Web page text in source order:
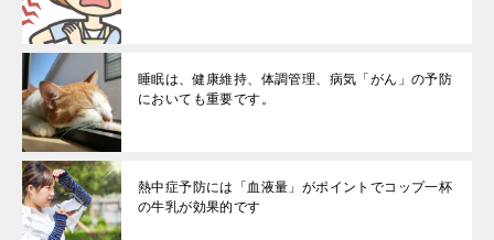
睡眠は、健康維持、体調管理、病気「がん」の予防
においても重要です。
熱中症予防には「血液量」がポイントでコップ一杯
の牛乳が効果的です